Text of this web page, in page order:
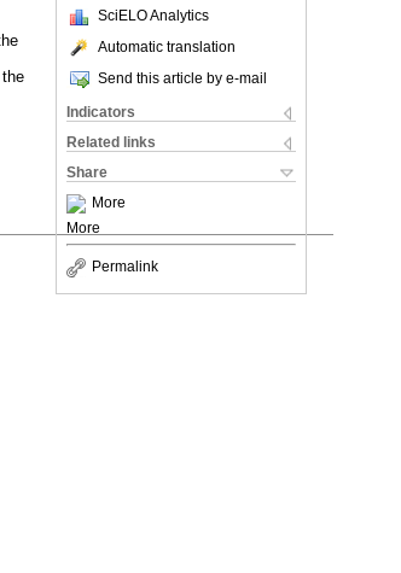
SciELO Analytics
Automatic translation
Send this article by e-mail
Indicators
Related links
Share
More
More
Permalink